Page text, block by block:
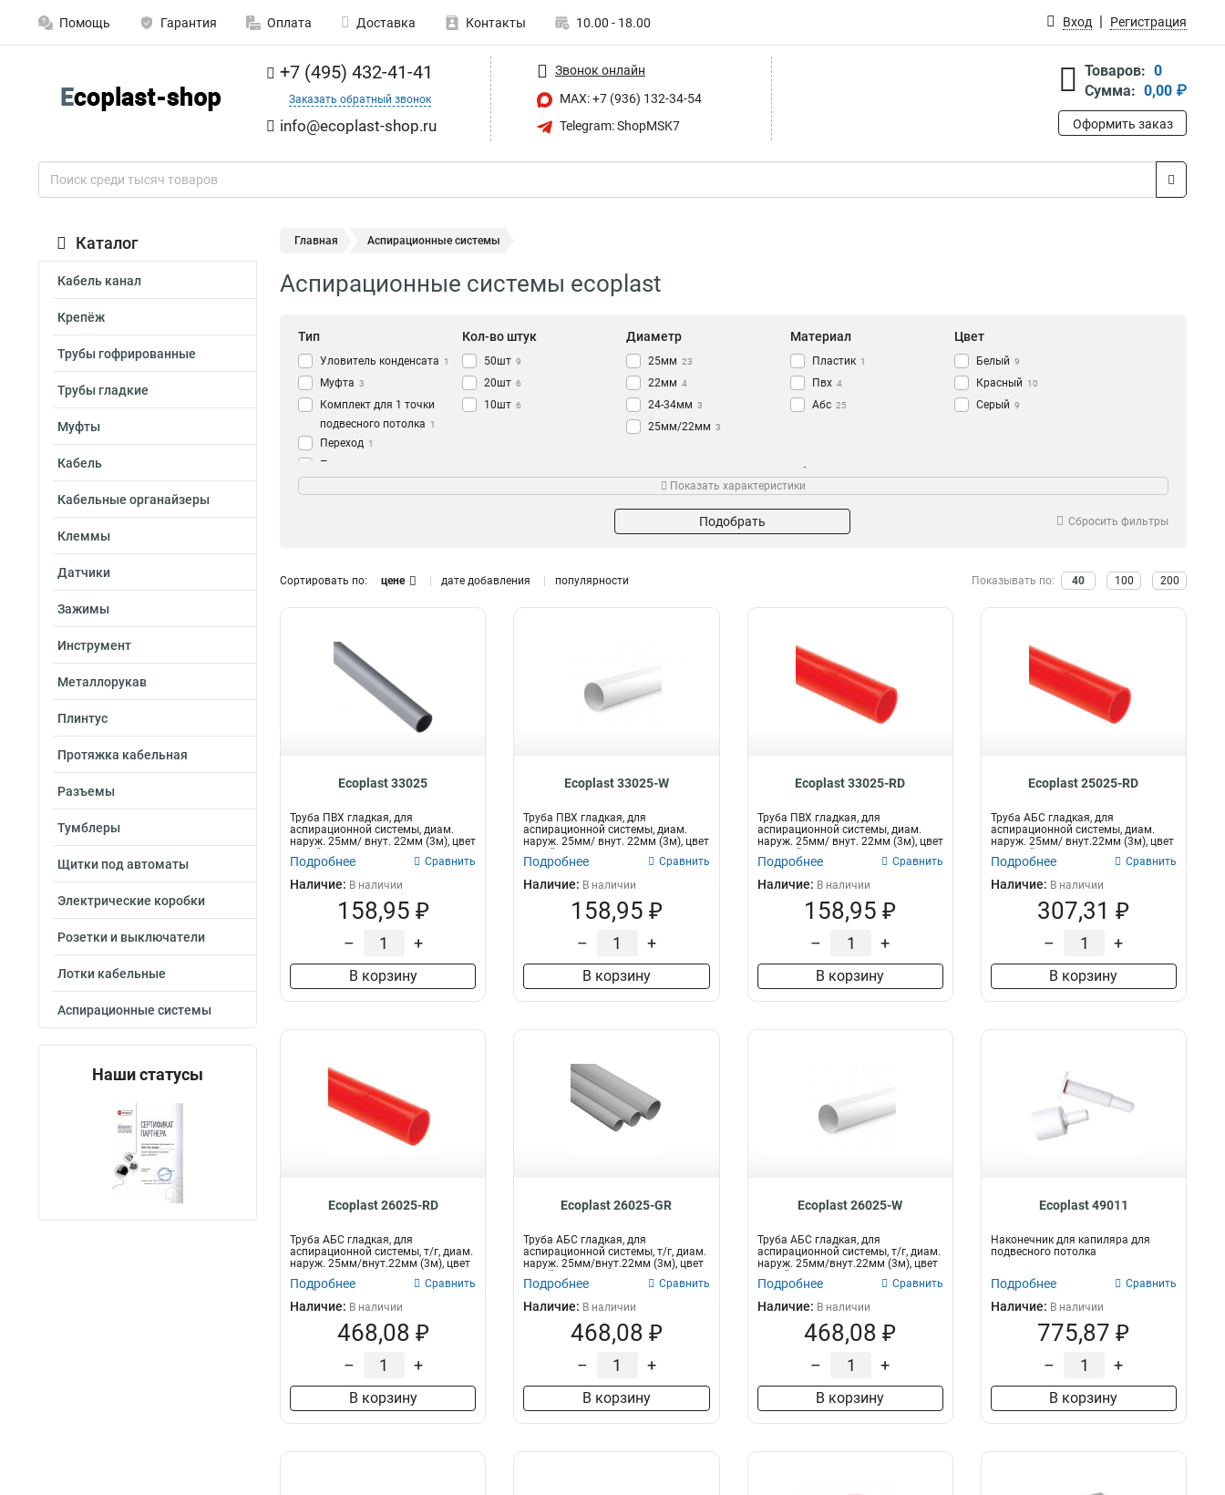
Помощь Гарантия Оплата Доставка Контакты 10.00 - 18.00 Вход Регистрация
+7 (495) 432-41-41
Заказать обратный звонок
info@ecoplast-shop.ru
Звонок онлайн
MAX: +7 (936) 132-34-54
Telegram: ShopMSK7
Товаров: 0
Сумма: 0,00 ₽
Оформить заказ
Каталог
Кабель канал
Крепёж
Трубы гофрированные
Трубы гладкие
Муфты
Кабель
Кабельные органайзеры
Клеммы
Датчики
Зажимы
Инструмент
Металлорукав
Плинтус
Протяжка кабельная
Разъемы
Тумблеры
Щитки под автоматы
Электрические коробки
Розетки и выключатели
Лотки кабельные
Аспирационные системы
Наши статусы
Главная Аспирационные системы
Аспирационные системы ecoplast
Тип
Уловитель конденсата 1
Муфта 3
Комплект для 1 точки
подвесного потолка
1
Переход 1
Поворот
Клей
Кол-во штук
50шт 9
20шт 6
10шт 6
Диаметр
25мм 23
22мм 4
24-34мм 3
25мм/22мм 3
Материал
Пластик 1
Пвх 4
Абс 25
Цвет
Белый 9
Красный 10
Серый 9
0,5м 1 90гр 3 HART 1
Объем
30мл 1 Подвесного потолка 2
Аспирационной системы
Показать характеристики
Подобрать Сбросить фильтры
Сортировать по: цене дате добавления популярности Показывать по: 40 100 200
Ecoplast 33025
Труба ПВХ гладкая, для
аспирационной системы, диам.
наруж. 25мм/ внут. 22мм (3м), цвет
серый Эк...
Подробнее Сравнить
Наличие: В наличии
158,95 ₽
– +
В корзину
Ecoplast 33025-W
Труба ПВХ гладкая, для
аспирационной системы, диам.
наруж. 25мм/ внут. 22мм (3м), цвет
белый Эк...
Подробнее Сравнить
Наличие: В наличии
158,95 ₽
– +
В корзину
Ecoplast 33025-RD
Труба ПВХ гладкая, для
аспирационной системы, диам.
наруж. 25мм/ внут. 22мм (3м), цвет
красный...
Подробнее Сравнить
Наличие: В наличии
158,95 ₽
– +
В корзину
Ecoplast 25025-RD
Труба АБС гладкая, для
аспирационной системы, диам.
наруж. 25мм/ внут.22мм (3м), цвет
красный Э...
Подробнее Сравнить
Наличие: В наличии
307,31 ₽
– +
В корзину
Ecoplast 26025-RD
Труба АБС гладкая, для
аспирационной системы, т/г, диам.
наруж. 25мм/внут.22мм (3м), цвет
Подробнее Сравнить
Наличие: В наличии
468,08 ₽
– +
В корзину
Ecoplast 26025-GR
Труба АБС гладкая, для
аспирационной системы, т/г, диам.
наруж. 25мм/внут.22мм (3м), цвет
Подробнее Сравнить
Наличие: В наличии
468,08 ₽
– +
В корзину
Ecoplast 26025-W
Труба АБС гладкая, для
аспирационной системы, т/г, диам.
наруж. 25мм/внут.22мм (3м), цвет
Подробнее Сравнить
Наличие: В наличии
468,08 ₽
– +
В корзину
Ecoplast 49011
Наконечник для капиляра для
подвесного потолка
Подробнее Сравнить
Наличие: В наличии
775,87 ₽
– +
В корзину